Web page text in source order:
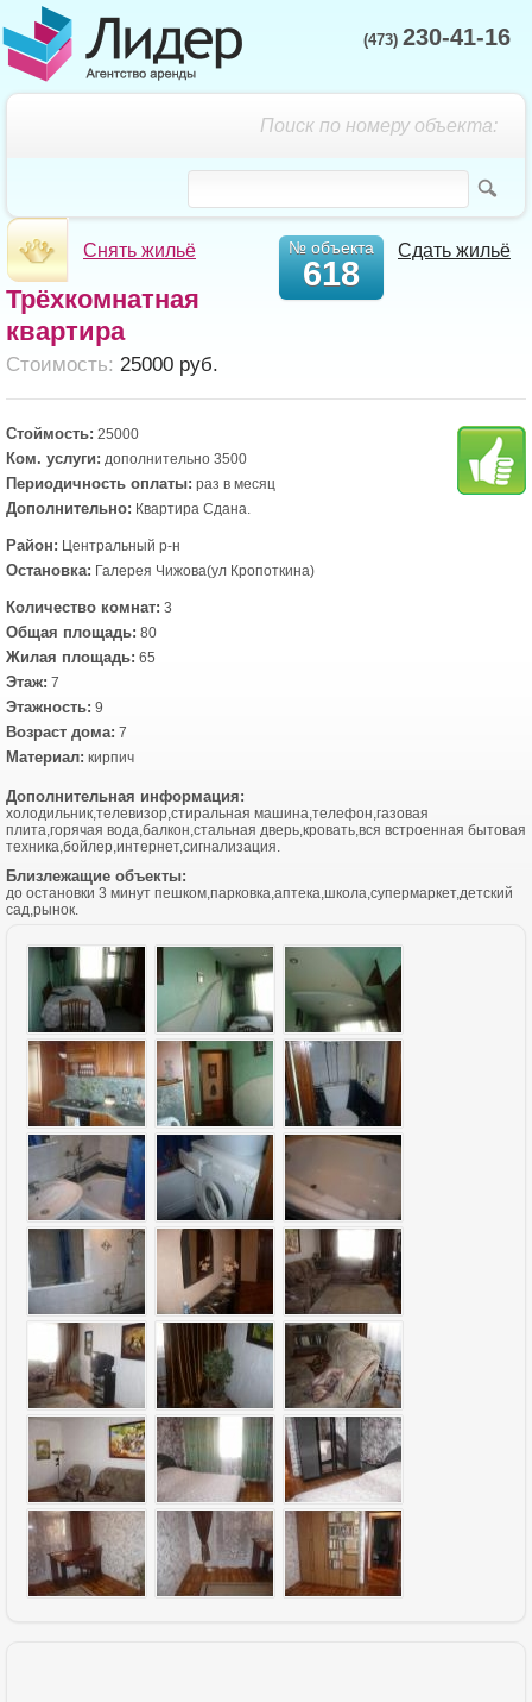
(473) 230-41-16
Поиск по номеру объекта:
Снять жильё Сдать жильё
№ объекта
618
Трёхкомнатная
квартира
Cтоимость: 25000 руб.
Стоймость: 25000
Ком. услуги: дополнительно 3500
Периодичность оплаты: раз в месяц
Дополнительно: Квартира Сдана.
Район: Центральный р-н
Остановка: Галерея Чижова(ул Кропоткина)
Количество комнат: 3
Общая площадь: 80
Жилая площадь: 65
Этаж: 7
Этажность: 9
Возраст дома: 7
Материал: кирпич
Дополнительная информация:
холодильник,телевизор,стиральная машина,телефон,газовая
плита,горячая вода,балкон,стальная дверь,кровать,вся встроенная бытовая
техника,бойлер,интернет,сигнализация.
Близлежащие объекты:
до остановки 3 минут пешком,парковка,аптека,школа,супермаркет,детский
сад,рынок.